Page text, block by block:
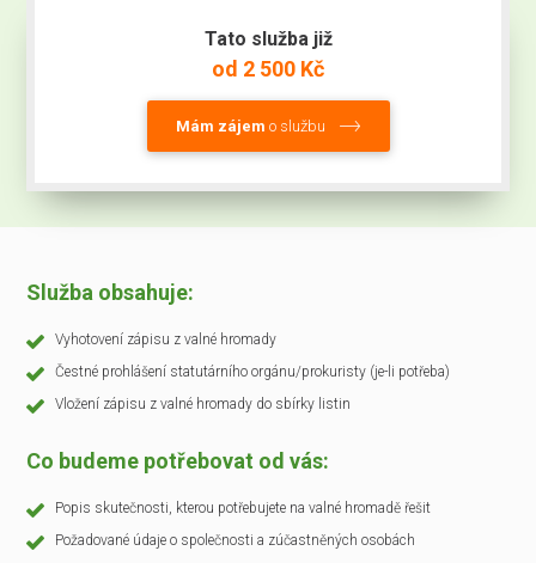
Tato služba již
od 2 500 Kč
Mám zájem o službu
Služba obsahuje:
Vyhotovení zápisu z valné hromady
Čestné prohlášení statutárního orgánu/prokuristy (je-li potřeba)
Vložení zápisu z valné hromady do sbírky listin
Co budeme potřebovat od vás:
Popis skutečnosti, kterou potřebujete na valné hromadě řešit
Požadované údaje o společnosti a zúčastněných osobách